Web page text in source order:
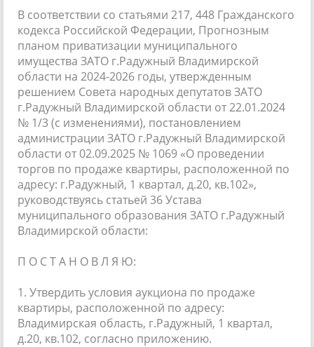
В соответствии со статьями 217, 448 Гражданского
кодекса Российской Федерации, Прогнозным
планом приватизации муниципального
имущества ЗАТО г.Радужный Владимирской
области на 2024-2026 годы, утвержденным
решением Совета народных депутатов ЗАТО
г.Радужный Владимирской области от 22.01.2024
№ 1/3 (с изменениями), постановлением
администрации ЗАТО г.Радужный Владимирской
области от 02.09.2025 № 1069 «О проведении
торгов по продаже квартиры, расположенной по
адресу: г.Радужный, 1 квартал, д.20, кв.102»,
руководствуясь статьей 36 Устава
муниципального образования ЗАТО г.Радужный
Владимирской области:
П О С Т А Н О В Л Я Ю:
1. Утвердить условия аукциона по продаже
квартиры, расположенной по адресу:
Владимирская область, г.Радужный, 1 квартал,
д.20, кв.102, согласно приложению.